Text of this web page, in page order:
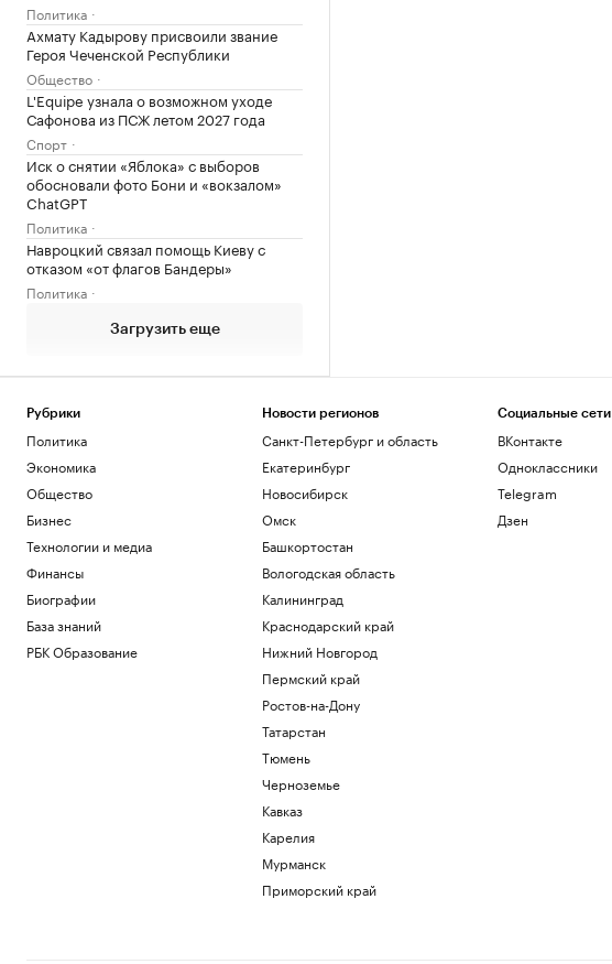
Политика
Ахмату Кадырову присвоили звание
Героя Чеченской Республики
Общество
L'Equipe узнала о возможном уходе
Сафонова из ПСЖ летом 2027 года
Спорт
Иск о снятии «Яблока» с выборов
обосновали фото Бони и «вокзалом»
ChatGPT
Политика
Навроцкий связал помощь Киеву с
отказом «от флагов Бандеры»
Политика
Загрузить еще
Рубрики
Политика
Экономика
Общество
Бизнес
Технологии и медиа
Финансы
Биографии
База знаний
РБК Образование
Новости регионов
Санкт-Петербург и область
Екатеринбург
Новосибирск
Омск
Башкортостан
Вологодская область
Калининград
Краснодарский край
Нижний Новгород
Пермский край
Ростов-на-Дону
Татарстан
Тюмень
Черноземье
Кавказ
Карелия
Мурманск
Приморский край
Социальные сети
ВКонтакте
Одноклассники
Telegram
Дзен